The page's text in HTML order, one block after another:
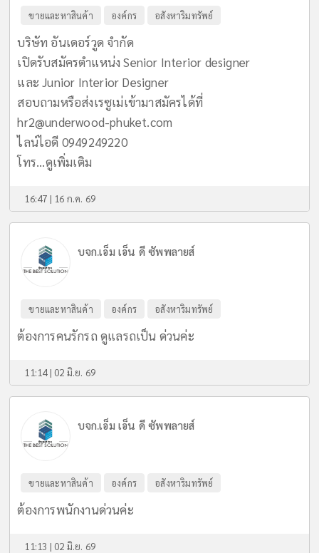
ขายและหาสินค้า องค์กร อสังหาริมทรัพย์
บริษัท อันเดอร์วูด จำกัด
เปิดรับสมัครตำแหน่ง Senior Interior designer
และ Junior Interior Designer
สอบถามหรือส่งเรซูเม่เข้ามาสมัครได้ที่
hr2@underwood-phuket.com
ไลน์ไอดี 0949249220
โทร...ดูเพิ่มเติม
16:47 | 16 ก.ค. 69
บจก.เอ็ม เอ็น ดี ซัพพลายส์
ขายและหาสินค้า องค์กร อสังหาริมทรัพย์
ต้องการคนรักรถ ดูแลรถเป็น ด่วนค่ะ
11:14 | 02 มิ.ย. 69
บจก.เอ็ม เอ็น ดี ซัพพลายส์
ขายและหาสินค้า องค์กร อสังหาริมทรัพย์
ต้องการพนักงานด่วนค่ะ
11:13 | 02 มิ.ย. 69